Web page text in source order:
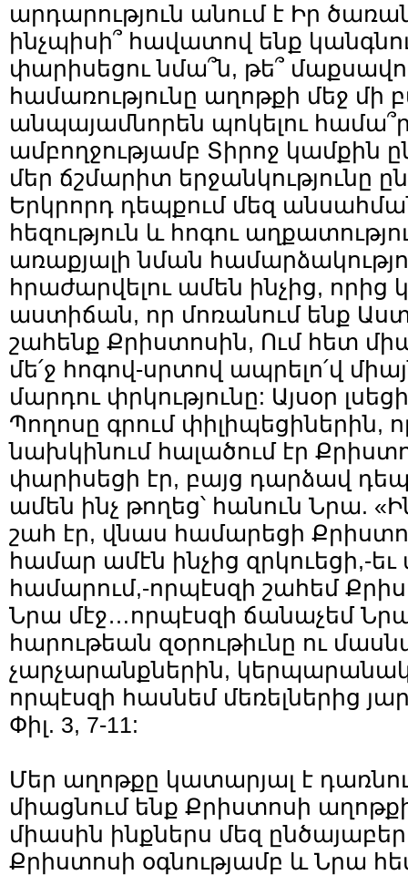
արդարություն անում է Իր
ինչպիսի՞ հավատով ենք
փարիսեցու նմա՞ն, թե՞
համառությունը աղոթքի մեջ մի
անպայամնորեն պոկելու համա՞ր
ամբողջությամբ Տիրոջ կամքին
մեր ճշմարիտ երջանկությունը
Երկրորդ դեպքում մեզ
հեզություն և հոգու
առաքյալի նման
հրաժարվելու ամեն ինչից,
աստիճան, որ մոռանում ենք
շահենք Քրիստոսին, Ում հետ
մե՛ջ հոգով-սրտով ապրելո՛վ
մարդու փրկությունը: Այսօր
Պողոսը գրում փիլիպեցիներին,
նախկինում հալածում էր
փարիսեցի էր, բայց դարձավ
ամեն ինչ թողեց՝ հանուն Նրա.
շահ էր, վնաս համարեցի
համար ամէն ինչից զրկուեցի,-եւ
համարում,-որպէսզի շահեմ
Նրա մէջ…որպէսզի ճանաչեմ
հարութեան զօրութիւնը ու
չարչարանքներին,
որպէսզի հասնեմ մեռելներից
Փիլ. 3, 7-11:
Մեր աղոթքը կատարյալ է
միացնում ենք Քրիստոսի
միասին ինքներս մեզ
Քրիստոսի օգնությամբ և Նրա